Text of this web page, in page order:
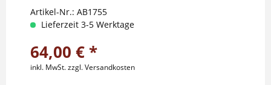
Artikel-Nr.: AB1755
Lieferzeit 3-5 Werktage
64,00 € *
inkl. MwSt.zzgl. Versandkosten